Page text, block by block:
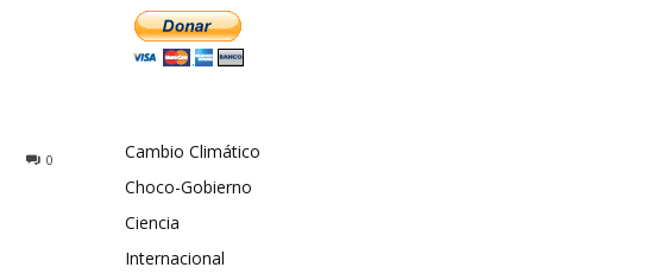
0
Cambio Climático
Choco-Gobierno
Ciencia
Internacional